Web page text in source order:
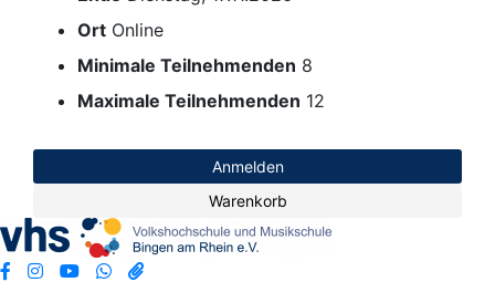
Ort Online
Minimale Teilnehmenden 8
Maximale Teilnehmenden 12
Anmelden
Warenkorb